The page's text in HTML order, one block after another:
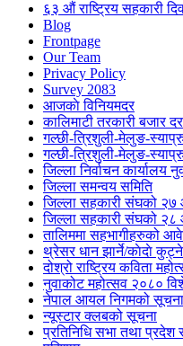
६३ औं राष्ट्रिय सहकारी
Blog
Frontpage
Our Team
Privacy Policy
Survey 2083
आजकाे विनियमदर
कालिमाटी तरकारी बजार
गल्छी-त्रिशुली-मेलुङ-
गल्छी-त्रिशुली-मेलुङ-
जिल्ला निर्वाचन कार्यालय
जिल्ला समन्वय समिति
जिल्ला सहकारी संघको २७
जिल्ला सहकारी संघको २८
तालिममा सहभागीहरुको
थ्रेसर धान झार्ने/काेदाे
दोश्रो राष्ट्रिय कविता
नुवाकोट महोत्सव २०८०
नेपाल आयल निगमको सूचना
न्यूस्टार क्लबको सूचना
प्रतिनिधि सभा तथा